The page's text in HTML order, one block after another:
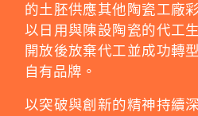
的土胚供應其他陶瓷工廠
以日用與陳設陶瓷的代工
開放後放棄代工並成功轉
自有品牌。
以突破與創新的精神持續